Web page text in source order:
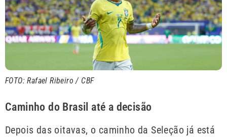
FOTO: Rafael Ribeiro / CBF
Caminho do Brasil até a decisão
Depois das oitavas, o caminho da Seleção já está